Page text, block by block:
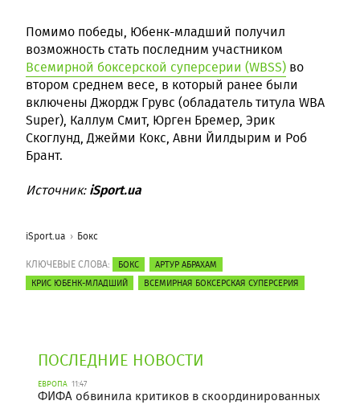
Помимо победы, Юбенк-младший получил
возможность стать последним участником
Всемирной боксерской суперсерии (WBSS) во
втором среднем весе, в который ранее были
включены Джордж Грувс (обладатель титула WBA
Super), Каллум Смит, Юрген Бремер, Эрик
Скоглунд, Джейми Кокс, Авни Йилдырим и Роб
Брант.
Источник:iSport.ua
iSport.ua Бокс
КЛЮЧЕВЫЕ СЛОВА: БОКС
АРТУР АБРАХАМ
КРИС ЮБЕНК-МЛАДШИЙ
ВСЕМИРНАЯ БОКСЕРСКАЯ СУПЕРСЕРИЯ
ПОСЛЕДНИЕ НОВОСТИ
ЕВРОПА 11:47
ФИФА обвинила критиков в скоординированных